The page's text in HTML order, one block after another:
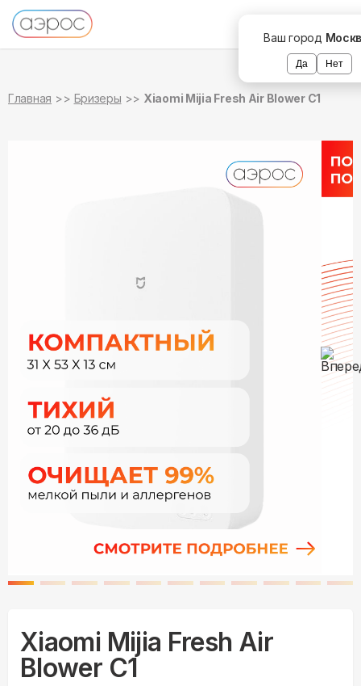
Ваш город
Да Нет
Главная Бризеры Xiaomi Mijia Fresh Air Blower C1
Xiaomi Mijia Fresh Air
Blower C1
в наличии